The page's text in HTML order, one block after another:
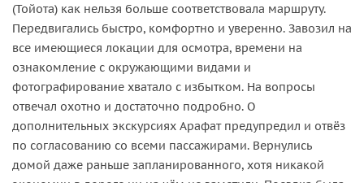
(Тойота) как нельзя больше соответствовала маршруту.
Передвигались быстро, комфортно и уверенно. Завозил на
все имеющиеся локации для осмотра, времени на
ознакомление с окружающими видами и
фотографирование хватало с избытком. На вопросы
отвечал охотно и достаточно подробно. О
дополнительных экскурсиях Арафат предупредил и отвёз
по согласованию со всеми пассажирами. Вернулись
домой даже раньше запланированного, хотя никакой